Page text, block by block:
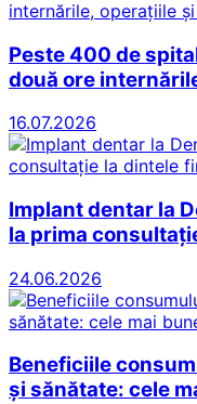
Peste 400 de
două ore
16.07.2026
Implant dentar la
la prima
24.06.2026
Beneficiile
și sănătate: cele